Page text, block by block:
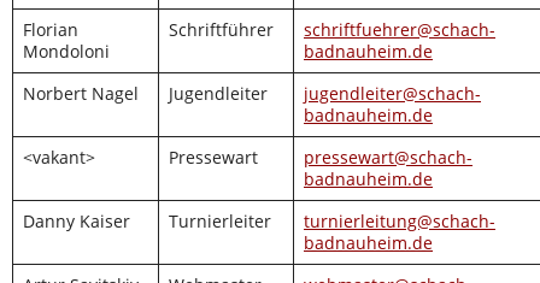
Florian
Mondoloni
Schriftführer
schriftfuehrer@schach-
badnauheim.de
Norbert Nagel
Jugendleiter
jugendleiter@schach-
badnauheim.de
<vakant>
Pressewart
pressewart@schach-
badnauheim.de
Danny Kaiser
Turnierleiter
turnierleitung@schach-
badnauheim.de